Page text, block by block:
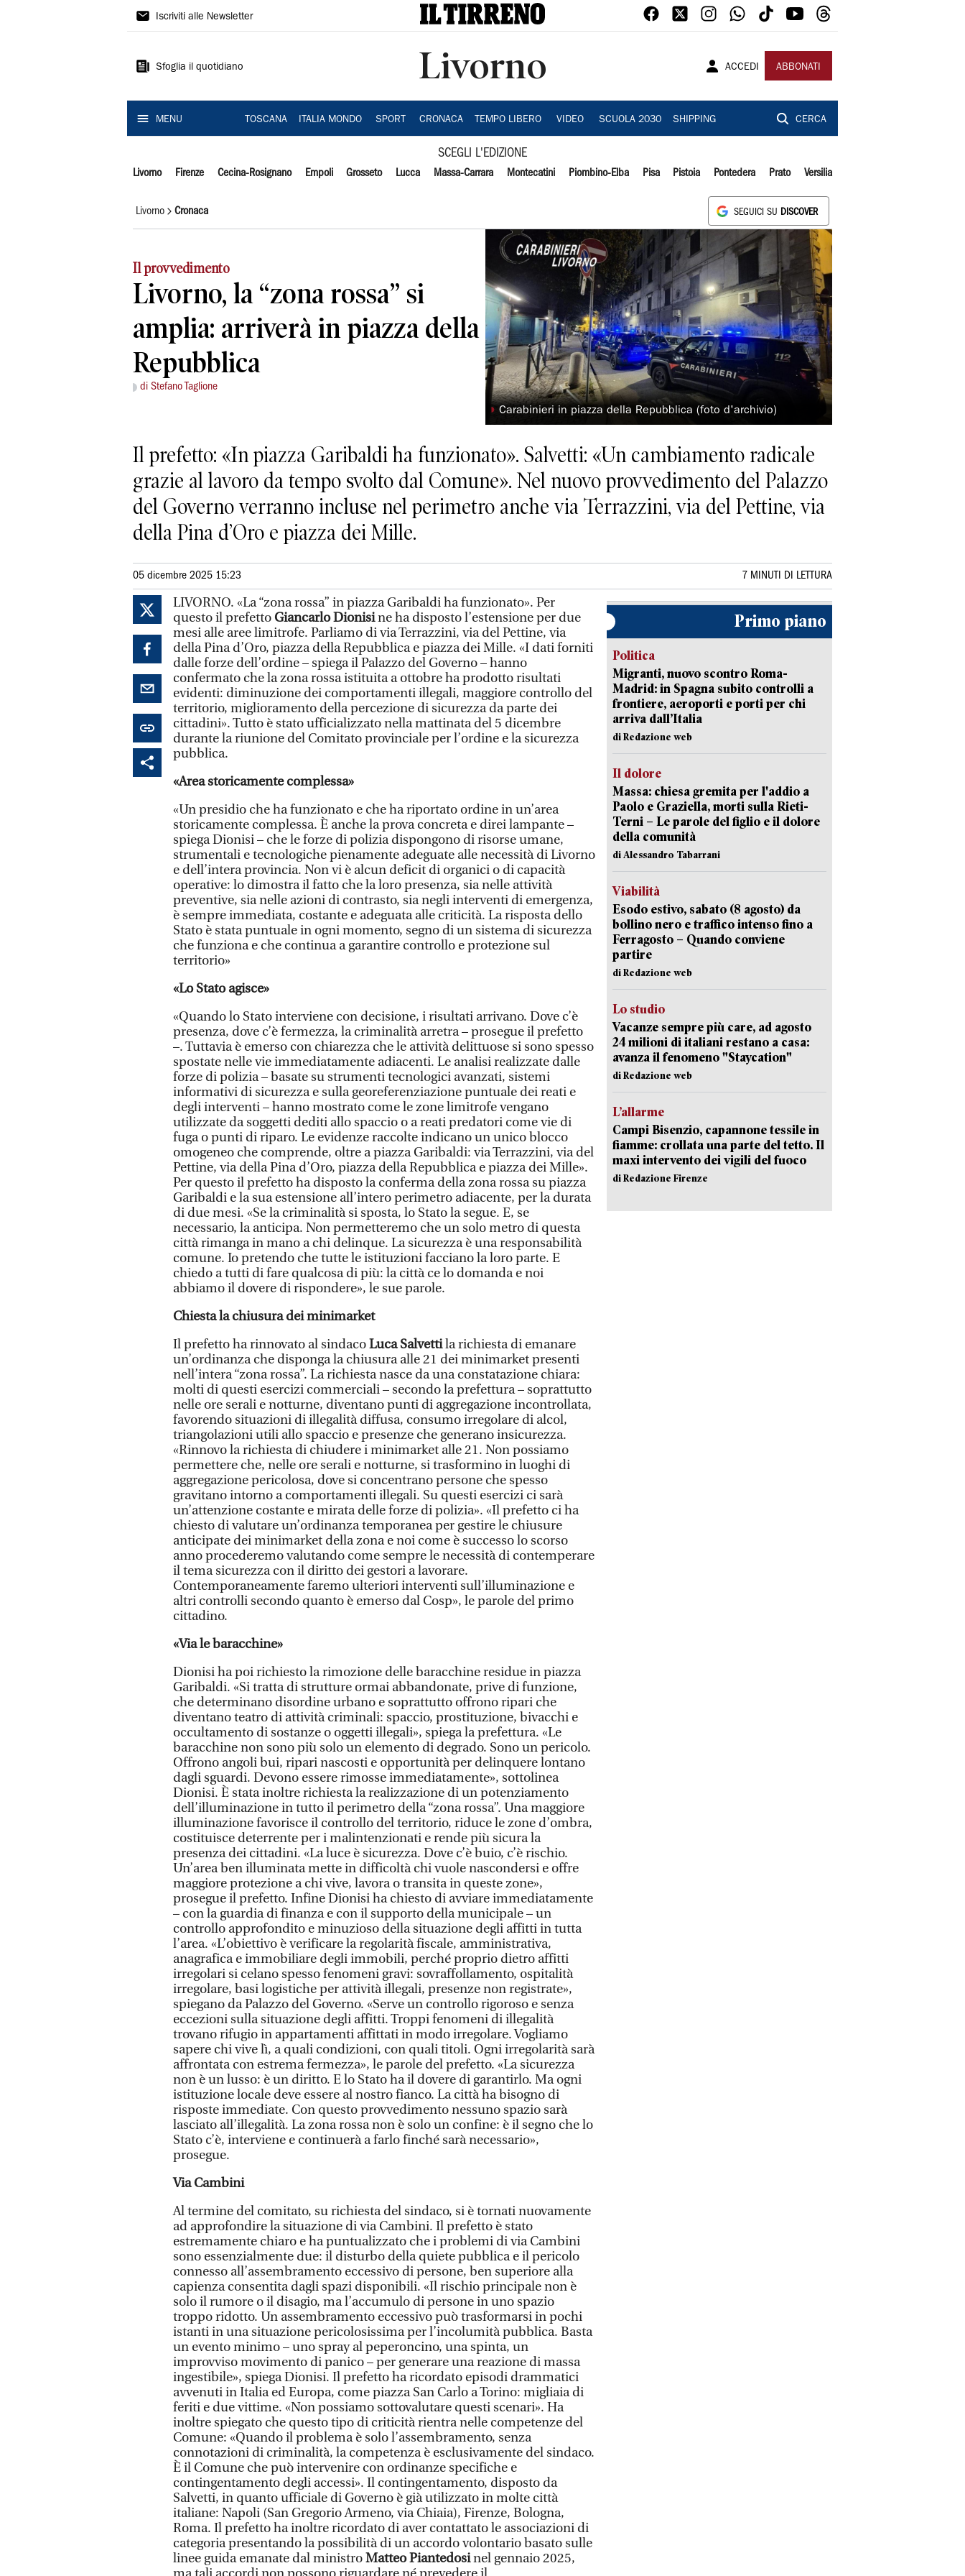
Il
Iscriviti alle Newsletter
Sfoglia il quotidiano Livorno ACCEDI ABBONATI
MENU TOSCANA ITALIA MONDO SPORT CRONACA TEMPO LIBERO VIDEO SCUOLA 2030 SHIPPING CERCA
SCEGLI L'EDIZIONE
Livorno Firenze Cecina-Rosignano Empoli Grosseto Lucca Massa-Carrara Montecatini Piombino-Elba Pisa Pistoia Pontedera Prato Versilia
Livorno Cronaca SEGUICI SU DISCOVER
Il provvedimento
Livorno, la “zona rossa” si
amplia: arriverà in piazza della
Repubblica
di Stefano Taglione
◗ Carabinieri in piazza della Repubblica (foto d'archivio)
Il prefetto: «In piazza Garibaldi ha funzionato». Salvetti: «Un cambiamento radicale
grazie al lavoro da tempo svolto dal Comune». Nel nuovo provvedimento del Palazzo
del Governo verranno incluse nel perimetro anche via Terrazzini, via del Pettine, via
della Pina d’Oro e piazza dei Mille.
05 dicembre 2025 15:23 7 MINUTI DI LETTURA
LIVORNO. «La “zona rossa” in piazza Garibaldi ha funzionato». Per
questo il prefettoGiancarlo Dionisine ha disposto l’estensione per due
mesi alle aree limitrofe. Parliamo di via Terrazzini, via del Pettine, via
della Pina d’Oro, piazza della Repubblica e piazza dei Mille. «I dati forniti
dalle forze dell’ordine – spiega il Palazzo del Governo – hanno
confermato che la zona rossa istituita a ottobre ha prodotto risultati
evidenti: diminuzione dei comportamenti illegali, maggiore controllo del
territorio, miglioramento della percezione di sicurezza da parte dei
cittadini». Tutto è stato ufficializzato nella mattinata del 5 dicembre
durante la riunione del Comitato provinciale per l’ordine e la sicurezza
pubblica.
«Area storicamente complessa»
«Un presidio che ha funzionato e che ha riportato ordine in un’area
storicamente complessa. È anche la prova concreta e direi lampante –
spiega Dionisi – che le forze di polizia dispongono di risorse umane,
strumentali e tecnologiche pienamente adeguate alle necessità di Livorno
e dell’intera provincia. Non vi è alcun deficit di organici o di capacità
operative: lo dimostra il fatto che la loro presenza, sia nelle attività
preventive, sia nelle azioni di contrasto, sia negli interventi di emergenza,
è sempre immediata, costante e adeguata alle criticità. La risposta dello
Stato è stata puntuale in ogni momento, segno di un sistema di sicurezza
che funziona e che continua a garantire controllo e protezione sul
territorio»
«Lo Stato agisce»
«Quando lo Stato interviene con decisione, i risultati arrivano. Dove c’è
presenza, dove c’è fermezza, la criminalità arretra – prosegue il prefetto
–. Tuttavia è emerso con chiarezza che le attività delittuose si sono spesso
spostate nelle vie immediatamente adiacenti. Le analisi realizzate dalle
forze di polizia – basate su strumenti tecnologici avanzati, sistemi
informativi di sicurezza e sulla georeferenziazione puntuale dei reati e
degli interventi – hanno mostrato come le zone limitrofe vengano
utilizzate da soggetti dediti allo spaccio o a reati predatori come vie di
fuga o punti di riparo. Le evidenze raccolte indicano un unico blocco
omogeneo che comprende, oltre a piazza Garibaldi: via Terrazzini, via del
Pettine, via della Pina d’Oro, piazza della Repubblica e piazza dei Mille».
Per questo il prefetto ha disposto la conferma della zona rossa su piazza
Garibaldi e la sua estensione all’intero perimetro adiacente, per la durata
di due mesi. «Se la criminalità si sposta, lo Stato la segue. E, se
necessario, la anticipa. Non permetteremo che un solo metro di questa
città rimanga in mano a chi delinque. La sicurezza è una responsabilità
comune. Io pretendo che tutte le istituzioni facciano la loro parte. E
chiedo a tutti di fare qualcosa di più: la città ce lo domanda e noi
abbiamo il dovere di rispondere», le sue parole.
Chiesta la chiusura dei minimarket
Il prefetto ha rinnovato al sindacoLuca Salvettila richiesta di emanare
un’ordinanza che disponga la chiusura alle 21 dei minimarket presenti
nell’intera “zona rossa”. La richiesta nasce da una constatazione chiara:
molti di questi esercizi commerciali – secondo la prefettura – soprattutto
nelle ore serali e notturne, diventano punti di aggregazione incontrollata,
favorendo situazioni di illegalità diffusa, consumo irregolare di alcol,
triangolazioni utili allo spaccio e presenze che generano insicurezza.
«Rinnovo la richiesta di chiudere i minimarket alle 21. Non possiamo
permettere che, nelle ore serali e notturne, si trasformino in luoghi di
aggregazione pericolosa, dove si concentrano persone che spesso
gravitano intorno a comportamenti illegali. Su questi esercizi ci sarà
un’attenzione costante e mirata delle forze di polizia». «Il prefetto ci ha
chiesto di valutare un’ordinanza temporanea per gestire le chiusure
anticipate dei minimarket della zona e noi come è successo lo scorso
anno procederemo valutando come sempre le necessità di contemperare
il tema sicurezza con il diritto dei gestori a lavorare.
Contemporaneamente faremo ulteriori interventi sull’illuminazione e
altri controlli secondo quanto è emerso dal Cosp», le parole del primo
cittadino.
«Via le baracchine»
Dionisi ha poi richiesto la rimozione delle baracchine residue in piazza
Garibaldi. «Si tratta di strutture ormai abbandonate, prive di funzione,
che determinano disordine urbano e soprattutto offrono ripari che
diventano teatro di attività criminali: spaccio, prostituzione, bivacchi e
occultamento di sostanze o oggetti illegali», spiega la prefettura. «Le
baracchine non sono più solo un elemento di degrado. Sono un pericolo.
Offrono angoli bui, ripari nascosti e opportunità per delinquere lontano
dagli sguardi. Devono essere rimosse immediatamente», sottolinea
Dionisi. È stata inoltre richiesta la realizzazione di un potenziamento
dell’illuminazione in tutto il perimetro della “zona rossa”. Una maggiore
illuminazione favorisce il controllo del territorio, riduce le zone d’ombra,
costituisce deterrente per i malintenzionati e rende più sicura la
presenza dei cittadini. «La luce è sicurezza. Dove c’è buio, c’è rischio.
Un’area ben illuminata mette in difficoltà chi vuole nascondersi e offre
maggiore protezione a chi vive, lavora o transita in queste zone»,
prosegue il prefetto. Infine Dionisi ha chiesto di avviare immediatamente
– con la guardia di finanza e con il supporto della municipale – un
controllo approfondito e minuzioso della situazione degli affitti in tutta
l’area. «L’obiettivo è verificare la regolarità fiscale, amministrativa,
anagrafica e immobiliare degli immobili, perché proprio dietro affitti
irregolari si celano spesso fenomeni gravi: sovraffollamento, ospitalità
irregolare, basi logistiche per attività illegali, presenze non registrate»,
spiegano da Palazzo del Governo. «Serve un controllo rigoroso e senza
eccezioni sulla situazione degli affitti. Troppi fenomeni di illegalità
trovano rifugio in appartamenti affittati in modo irregolare. Vogliamo
sapere chi vive lì, a quali condizioni, con quali titoli. Ogni irregolarità sarà
affrontata con estrema fermezza», le parole del prefetto. «La sicurezza
non è un lusso: è un diritto. E lo Stato ha il dovere di garantirlo. Ma ogni
istituzione locale deve essere al nostro fianco. La città ha bisogno di
risposte immediate. Con questo provvedimento nessuno spazio sarà
lasciato all’illegalità. La zona rossa non è solo un confine: è il segno che lo
Stato c’è, interviene e continuerà a farlo finché sarà necessario»,
prosegue.
Via Cambini
Al termine del comitato, su richiesta del sindaco, si è tornati nuovamente
ad approfondire la situazione di via Cambini. Il prefetto è stato
estremamente chiaro e ha puntualizzato che i problemi di via Cambini
sono essenzialmente due: il disturbo della quiete pubblica e il pericolo
connesso all’assembramento eccessivo di persone, ben superiore alla
capienza consentita dagli spazi disponibili. «Il rischio principale non è
solo il rumore o il disagio, ma l’accumulo di persone in uno spazio
troppo ridotto. Un assembramento eccessivo può trasformarsi in pochi
istanti in una situazione pericolosissima per l’incolumità pubblica. Basta
un evento minimo – uno spray al peperoncino, una spinta, un
improvviso movimento di panico – per generare una reazione di massa
ingestibile», spiega Dionisi. Il prefetto ha ricordato episodi drammatici
avvenuti in Italia ed Europa, come piazza San Carlo a Torino: migliaia di
feriti e due vittime. «Non possiamo sottovalutare questi scenari». Ha
inoltre spiegato che questo tipo di criticità rientra nelle competenze del
Comune: «Quando il problema è solo l’assembramento, senza
connotazioni di criminalità, la competenza è esclusivamente del sindaco.
È il Comune che può intervenire con ordinanze specifiche e
contingentamento degli accessi». Il contingentamento, disposto da
Salvetti, in quanto ufficiale di Governo è già utilizzato in molte città
italiane: Napoli (San Gregorio Armeno, via Chiaia), Firenze, Bologna,
Roma. Il prefetto ha inoltre ricordato di aver contattato le associazioni di
categoria presentando la possibilità di un accordo volontario basato sulle
linee guida emanate dal ministroMatteo Piantedosinel gennaio 2025,
Primo piano
Politica
Migranti, nuovo scontro Roma-
Madrid: in Spagna subito controlli a
frontiere, aeroporti e porti per chi
arriva dall’Italia
di Redazione web
Il dolore
Massa: chiesa gremita per l'addio a
Paolo e Graziella, morti sulla Rieti-
Terni – Le parole del figlio e il dolore
della comunità
di Alessandro Tabarrani
Viabilità
Esodo estivo, sabato (8 agosto) da
bollino nero e traffico intenso fino a
Ferragosto – Quando conviene
partire
di Redazione web
Lo studio
Vacanze sempre più care, ad agosto
24 milioni di italiani restano a casa:
avanza il fenomeno "Staycation"
di Redazione web
L’allarme
Campi Bisenzio, capannone tessile in
fiamme: crollata una parte del tetto. Il
maxi intervento dei vigili del fuoco
di Redazione Firenze